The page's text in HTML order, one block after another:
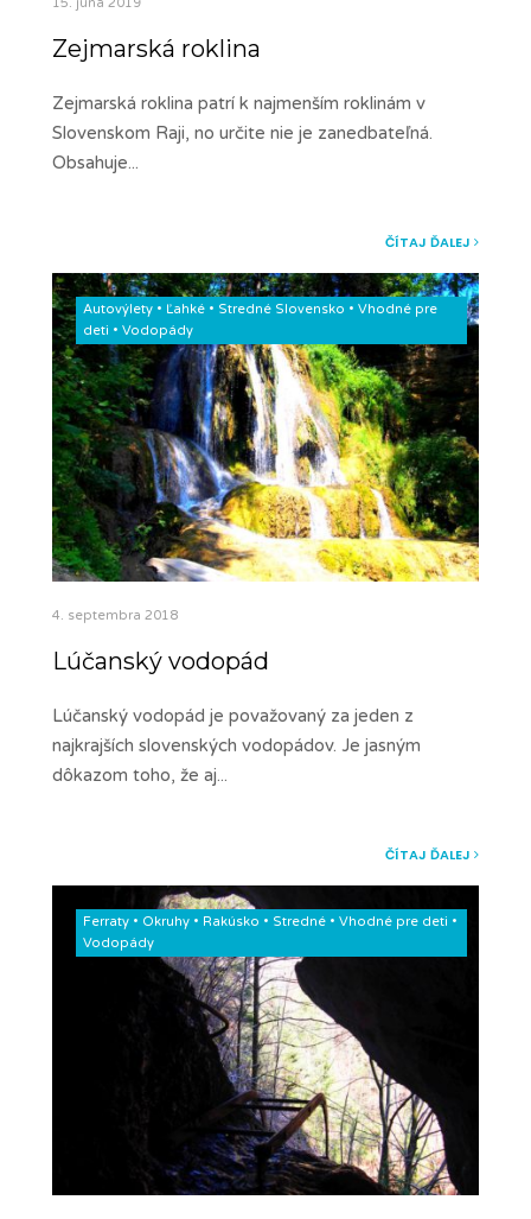
Zejmarská roklina
Zejmarská roklina patrí k najmenším roklinám v
Slovenskom Raji, no určite nie je zanedbateľná.
Obsahuje...
ČÍTAJ ĎALEJ
Autovýlety • Ľahké • Stredné Slovensko • Vhodné pre
deti • Vodopády
4. septembra 2018
Lúčanský vodopád
Lúčanský vodopád je považovaný za jeden z
najkrajších slovenských vodopádov. Je jasným
dôkazom toho, že aj...
ČÍTAJ ĎALEJ
Ferraty • Okruhy • Rakúsko • Stredné • Vhodné pre deti •
Vodopády